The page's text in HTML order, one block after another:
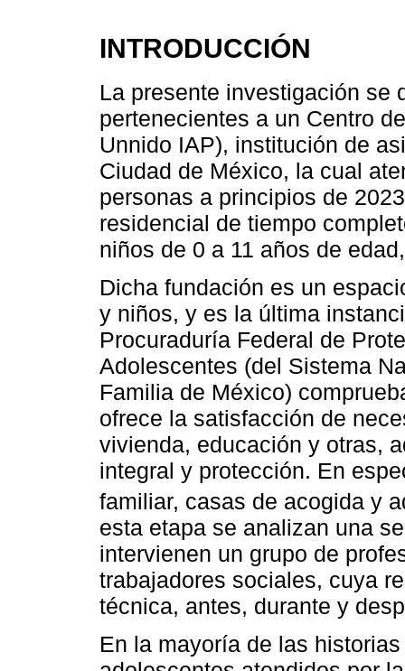
INTRODUCCIÓN
La presente investigación se
pertenecientes a un Centro
Unnido IAP), institución de
Ciudad de México, la cual
personas a principios de
residencial de tiempo
niños de 0 a 11 años de
Dicha fundación es un
y niños, y es la última
Procuraduría Federal de
Adolescentes (del Sistema
Familia de México)
ofrece la satisfacción de
vivienda, educación y otras,
integral y protección. En
familiar, casas de acogida y
esta etapa se analizan una
intervienen un grupo de
trabajadores sociales, cuya
técnica, antes, durante y
En la mayoría de las